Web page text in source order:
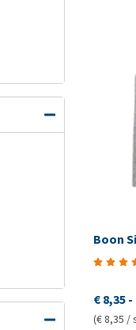
Boon
€ 8,35-
(€ 8,35 /